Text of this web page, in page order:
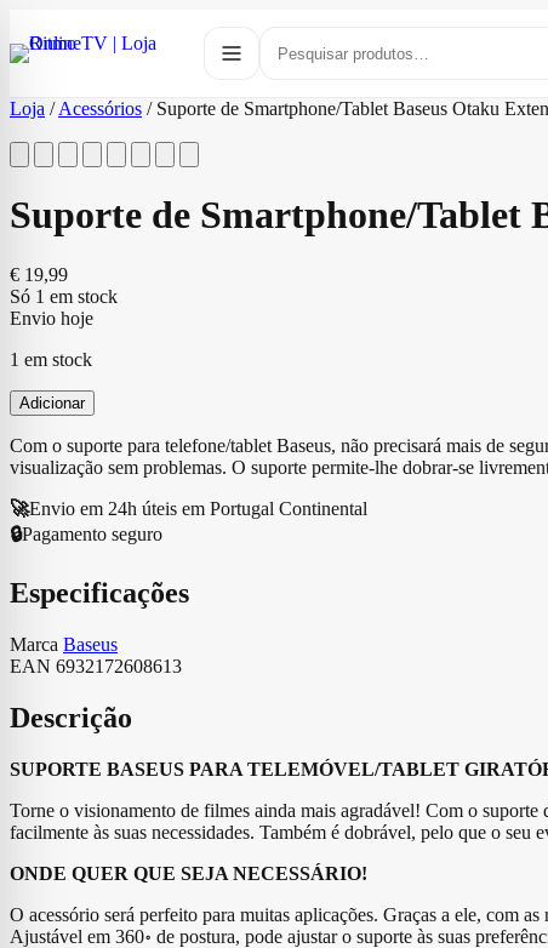
Loja / Acessórios / Suporte de Smartphone/Tablet Baseus Otaku
Suporte de Smartphone/Tablet
€ 19,99
Só 1 em stock
Envio hoje
1 em stock
Adicionar
Com o suporte para telefone/tablet Baseus, não precisará mais de
visualização sem problemas. O suporte permite-lhe dobrar-se
🚀Envio em 24h úteis em Portugal Continental
🔒Pagamento seguro
Especificações
Marca Baseus
EAN 6932172608613
Descrição
SUPORTE BASEUS PARA TELEMÓVEL/TABLET
Torne o visionamento de filmes ainda mais agradável! Com o
facilmente às suas necessidades. Também é dobrável, pelo que o seu
ONDE QUER QUE SEJA NECESSÁRIO!
O acessório será perfeito para muitas aplicações. Graças a ele, com
Ajustável em 360॰ de postura, pode ajustar o suporte às suas